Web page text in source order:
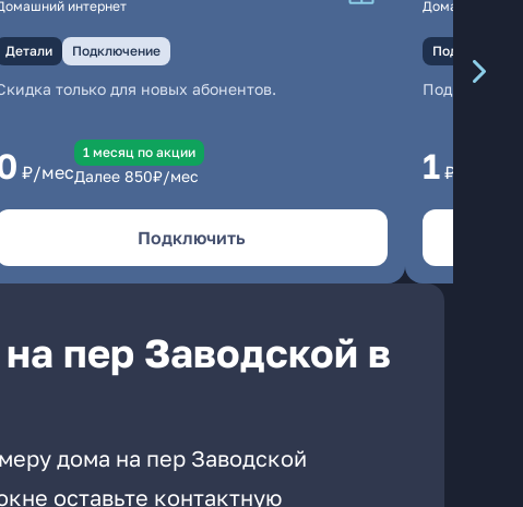
интернет
Детали Подключение
только для новых абонентов.
₽/мес
1 месяц по акции
Далее 850₽/мес
Подключить
Домашний
Подключение
1 ₽/мес
пер Заводской в
дома на пер Заводской
оставьте контактную